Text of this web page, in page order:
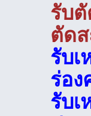
รับ
ตัด
รับเ
ร่อง
รับเ